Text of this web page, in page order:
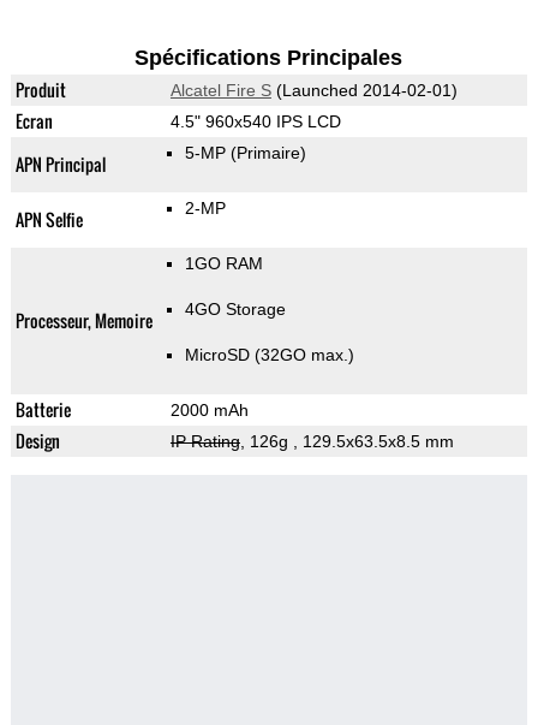
Spécifications Principales
Produit Alcatel Fire S(Launched 2014-02-01)
Ecran 4.5" 960x540 IPS LCD
APN Principal 5-MP (Primaire)
APN Selfie 2-MP
Processeur, Memoire
1GO RAM
4GO Storage
MicroSD (32GO max.)
Batterie 2000 mAh
Design IP Rating, 126g , 129.5x63.5x8.5 mm